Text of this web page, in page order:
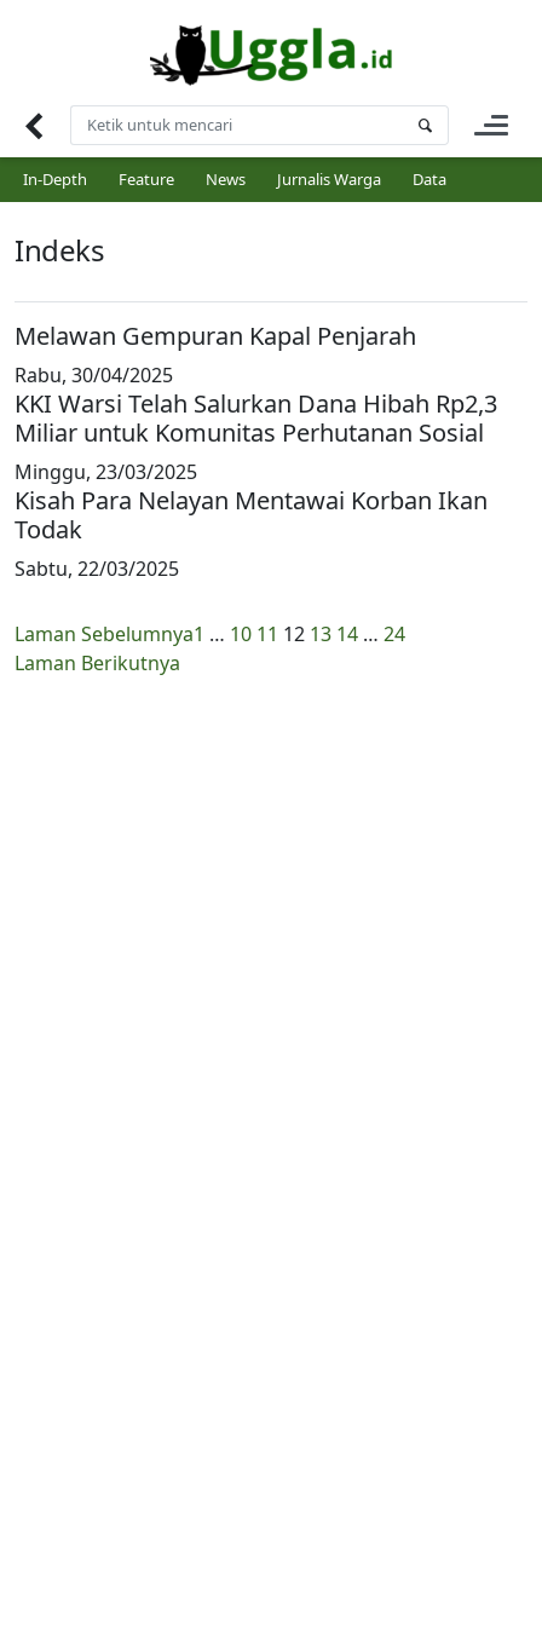
In-Depth Feature News Jurnalis Warga Data
Indeks
Melawan Gempuran Kapal Penjarah
Rabu, 30/04/2025
KKI Warsi Telah Salurkan Dana Hibah Rp2,3
Miliar untuk Komunitas Perhutanan Sosial
Minggu, 23/03/2025
Kisah Para Nelayan Mentawai Korban Ikan
Todak
Sabtu, 22/03/2025
Laman Sebelumnya1 … 10 11 12 13 14 … 24
Laman Berikutnya